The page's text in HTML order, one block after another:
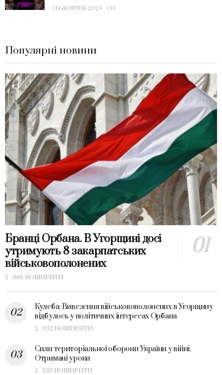
14 ЖОВТНЯ, 2024 13
Популярні новини
Бранці Орбана. В Угорщині досі
утримують 8 закарпатських
військовополонених
966 ПОШИРИТИ
Кулеба: Вивезення військовополонених в Угорщину
відбулось у політичних інтересах Орбана
932 ПОШИРИТИ
Сили територіальної оборони України у війні.
Отримані уроки
333 ПОШИРИТИ